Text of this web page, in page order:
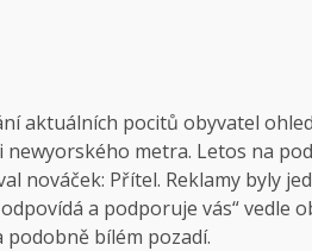
aktuálních pocitů obyvatel
newyorského metra. Letos na
nováček: Přítel. Reklamy byly
a podporuje vás“ vedle
podobně bílém pozadí.